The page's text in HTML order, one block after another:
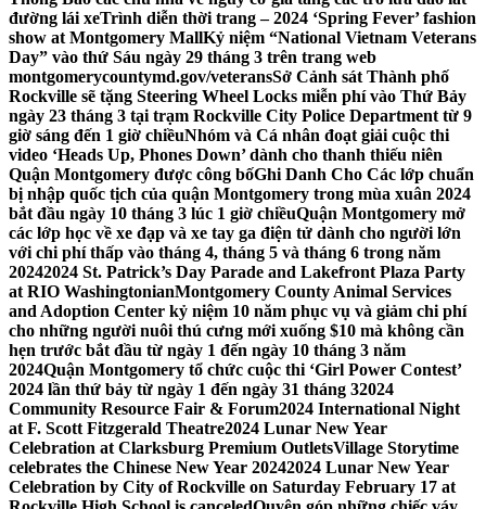
đường lái xeTrình diễn thời trang – 2024 ‘Spring Fever’ fashion
show at Montgomery MallKỷ niệm “National Vietnam Veterans
Day” vào thứ Sáu ngày 29 tháng 3 trên trang web
montgomerycountymd.gov/veteransSở Cảnh sát Thành phố
Rockville sẽ tặng Steering Wheel Locks miễn phí vào Thứ Bảy
ngày 23 tháng 3 tại trạm Rockville City Police Department từ 9
giờ sáng đến 1 giờ chiềuNhóm và Cá nhân đoạt giải cuộc thi
video ‘Heads Up, Phones Down’ dành cho thanh thiếu niên
Quận Montgomery được công bốGhi Danh Cho Các lớp chuẩn
bị nhập quốc tịch của quận Montgomery trong mùa xuân 2024
bắt đầu ngày 10 tháng 3 lúc 1 giờ chiềuQuận Montgomery mở
các lớp học về xe đạp và xe tay ga điện tử dành cho người lớn
với chi phí thấp vào tháng 4, tháng 5 và tháng 6 trong năm
20242024 St. Patrick’s Day Parade and Lakefront Plaza Party
at RIO WashingtonianMontgomery County Animal Services
and Adoption Center kỷ niệm 10 năm phục vụ và giảm chi phí
cho những người nuôi thú cưng mới xuống $10 mà không cần
hẹn trước bắt đầu từ ngày 1 đến ngày 10 tháng 3 năm
2024Quận Montgomery tổ chức cuộc thi ‘Girl Power Contest’
2024 lần thứ bảy từ ngày 1 đến ngày 31 tháng 32024
Community Resource Fair & Forum2024 International Night
at F. Scott Fitzgerald Theatre2024 Lunar New Year
Celebration at Clarksburg Premium OutletsVillage Storytime
celebrates the Chinese New Year 20242024 Lunar New Year
Celebration by City of Rockville on Saturday February 17 at